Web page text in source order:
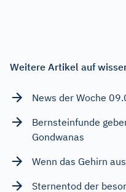
Weitere Artikel auf
News der Woche
Bernsteinfunde
Gondwanas
Wenn das Gehirn
Sternentod der